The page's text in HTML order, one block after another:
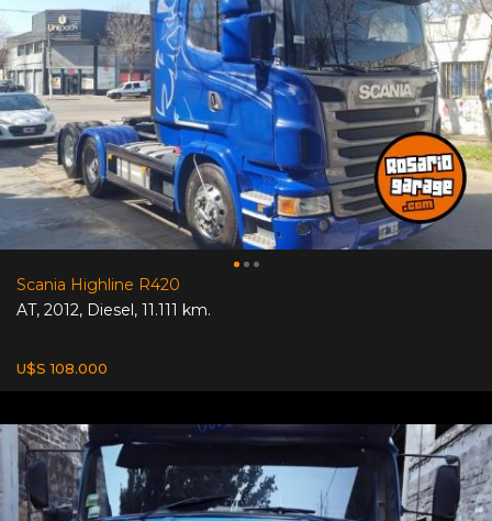
Scania Highline R420
AT, 2012, Diesel, 11.111 km.
U$S 108.000